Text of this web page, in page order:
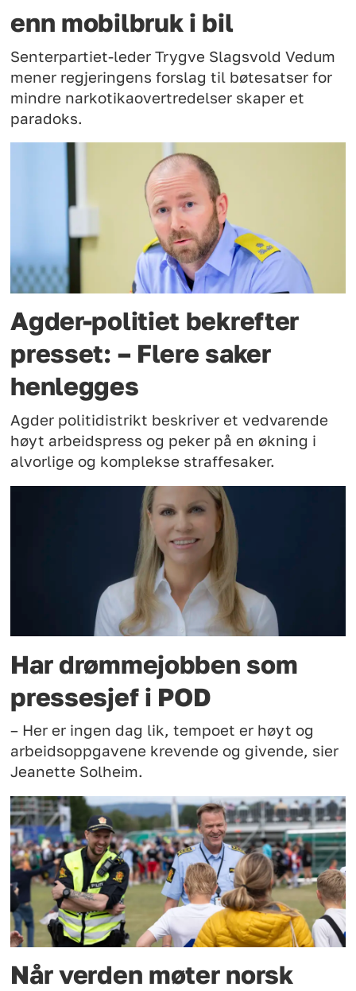
enn mobilbruk i bil
Senterpartiet-leder Trygve Slagsvold Vedum
mener regjeringens forslag til bøtesatser for
mindre narkotikaovertredelser skaper et
paradoks.
Agder-politiet bekrefter
presset: – Flere saker
henlegges
Agder politidistrikt beskriver et vedvarende
høyt arbeidspress og peker på en økning i
alvorlige og komplekse straffesaker.
Har drømmejobben som
pressesjef i POD
– Her er ingen dag lik, tempoet er høyt og
arbeidsoppgavene krevende og givende, sier
Jeanette Solheim.
Når verden møter norsk